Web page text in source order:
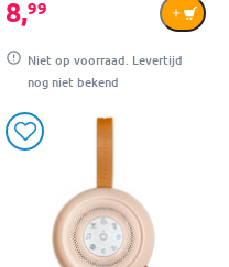
8,99
Niet op voorraad. Levertijd
nog niet bekend